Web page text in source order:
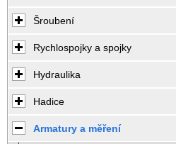
Šroubení
Rychlospojky a spojky
Hydraulika
Hadice
Armatury a měření